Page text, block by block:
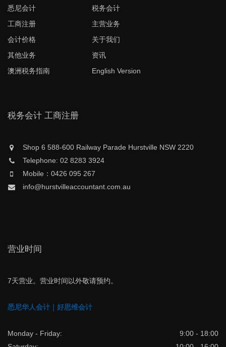
悉尼会计
税务会计
工商注册
主营业务
会计价格
关于我们
其他业务
资讯
澳洲税务指南
English Version
税务会计 工商注册
Shop 6 588-600 Railway Parade Hurstville NSW 2220
Telephone: 02 8283 3924
Mobile：0426 095 267
info@hurstvilleaccountant.com.au
营业时间
7天营业。营业时间以外敬请预约。
悉尼华人会计｜好思维会计
Monday - Friday:
9:00 - 18:00